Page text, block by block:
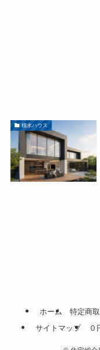
積水ハウス
ホーム 特定商
サイトマップ
０